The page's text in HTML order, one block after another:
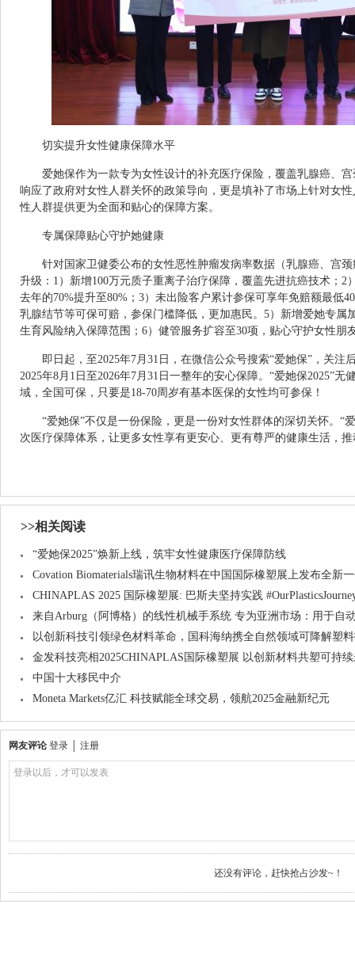
切实提升女性健康保障水平
爱她保作为一款专为女性设计的补充医疗保险，覆盖乳腺癌、
响应了政府对女性人群关怀的政策导向，更是填补了市场上针对女
性人群提供更为全面和贴心的保障方案。
专属保障贴心守护她健康
针对国家卫健委公布的女性恶性肿瘤发病率数据（乳腺癌、宫
升级：1）新增100万元质子重离子治疗保障，覆盖先进抗癌技术；2
去年的70%提升至80%；3）未出险客户累计参保可享年免赔额最低
乳腺结节等可保可赔，参保门槛降低，更加惠民。5）新增爱她专属
生育风险纳入保障范围；6）健管服务扩容至30项，贴心守护女性朋
即日起，至2025年7月31日，在微信公众号搜索“爱她保”，关注
2025年8月1日至2026年7月31日一整年的安心保障。“爱她保2025”
域，全国可保，只要是18-70周岁有基本医保的女性均可参保！
“爱她保”不仅是一份保险，更是一份对女性群体的深切关怀。“
次医疗保障体系，让更多女性享有更安心、更有尊严的健康生活，
>>相关阅读
“爱她保2025”焕新上线，筑牢女性健康医疗保障防线
Covation Biomaterials瑞讯生物材料在中国国际橡塑展上发布全新
CHINAPLAS 2025 国际橡塑展: 巴斯夫坚持实践
来自Arburg（阿博格）的线性机械手系统 专为亚洲市场：用于自
以创新科技引领绿色材料革命，国科海纳携全自然领域可降解塑
金发科技亮相2025CHINAPLAS国际橡塑展 以创新材料共塑可持
中国十大移民中介
Moneta Markets亿汇 科技赋能全球交易，领航2025金融新纪元
网友评论 登录 注册
登录以后，才可以发表
还没有评论，赶快抢占沙发~！